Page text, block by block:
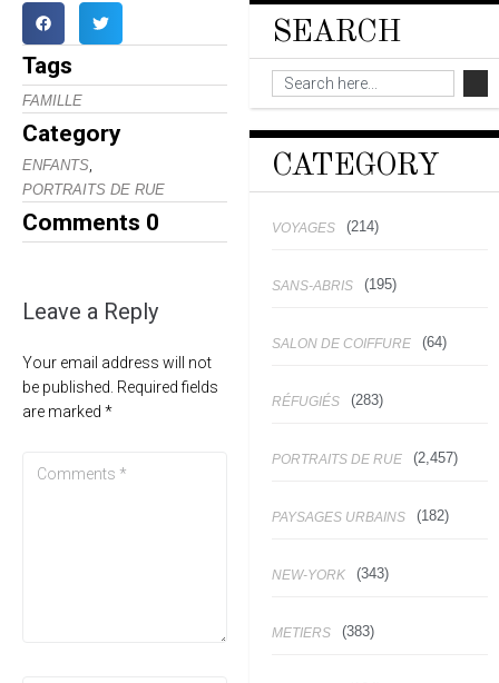
Tags
FAMILLE
Category
ENFANTS,
PORTRAITS DE RUE
Comments 0
Leave a Reply
Your email address will not
be published. Required fields
are marked *
SEARCH
CATEGORY
VOYAGES (214)
SANS-ABRIS (195)
SALON DE COIFFURE (64)
RÉFUGIÉS (283)
PORTRAITS DE RUE (2,457)
PAYSAGES URBAINS (182)
NEW-YORK (343)
METIERS (383)